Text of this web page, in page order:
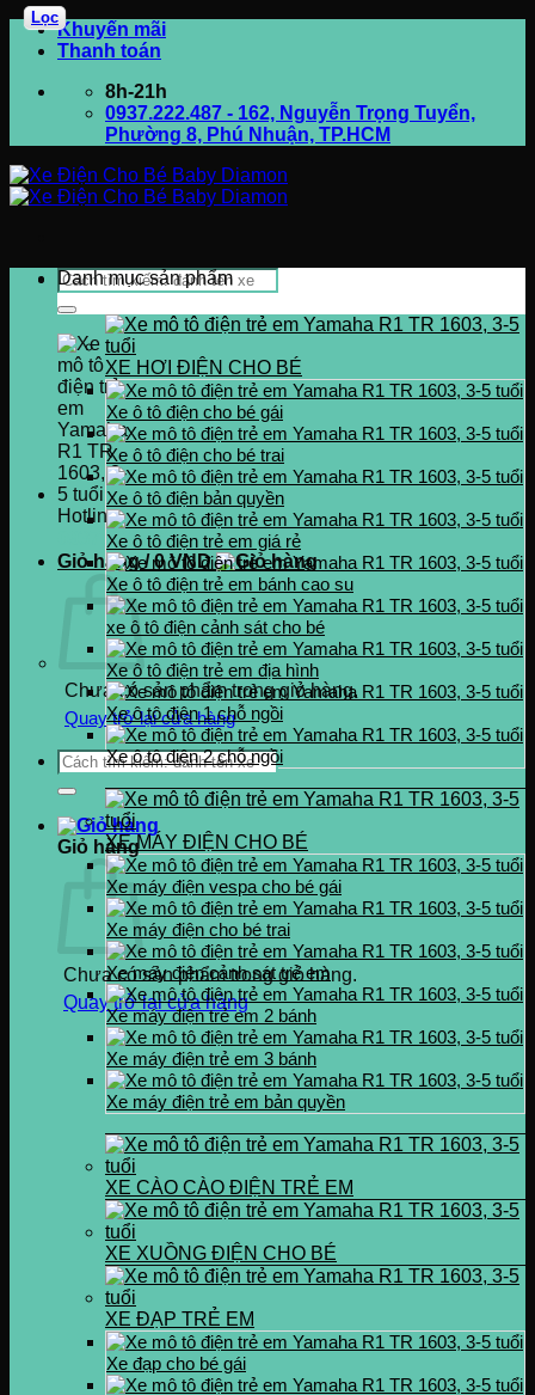
Bỏ
qua
dung
Khuyến mãi
Thanh toán
8h-21h
0937.222.487 - 162, Nguyễn Trọng Tuyển,
Phường 8, Phú Nhuận, TP.HCM
Tìm
kiếm:
Hotline
0937.222.487
Giỏ hàng /0VND
Chưa có sản phẩm trong giỏ hàng.
Quay trở lại cửa hàng
Tìm
kiếm:
Giỏ hàng
Chưa có sản phẩm trong giỏ hàng.
Quay trở lại cửa hàng
Danh mục sản phẩm
XE HƠI ĐIỆN CHO BÉ
Xe ô tô điện cho bé gái
Xe ô tô điện cho bé trai
Xe ô tô điện bản quyền
Xe ô tô điện trẻ em giá rẻ
Xe ô tô điện trẻ em bánh cao su
xe ô tô điện cảnh sát cho bé
Xe ô tô điện trẻ em địa hình
Xe ô tô điện 1 chỗ ngồi
Xe ô tô điện 2 chỗ ngồi
XE MÁY ĐIỆN CHO BÉ
Xe máy điện vespa cho bé gái
Xe máy điện cho bé trai
Xe máy điện cảnh sát trẻ em
Xe máy điện trẻ em 2 bánh
Xe máy điện trẻ em 3 bánh
Xe máy điện trẻ em bản quyền
XE CÀO CÀO ĐIỆN TRẺ EM
XE XUỒNG ĐIỆN CHO BÉ
XE ĐẠP TRẺ EM
Xe đạp cho bé gái
Lọc